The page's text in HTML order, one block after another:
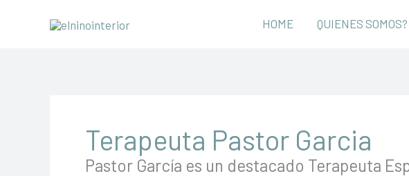
HOME QUIENES SOMOS?
Terapeuta Pastor Garcia
Pastor García es un destacado Terapeuta